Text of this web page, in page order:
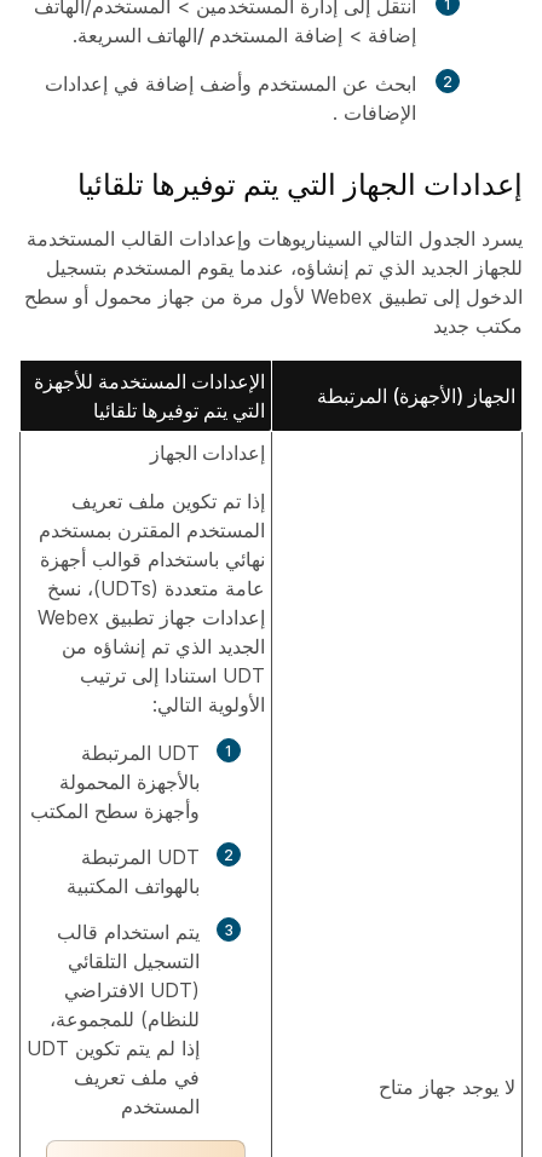
انتقل إلى إدارة المستخدمين > المستخدم/الهاتف
إضافة > إضافة المستخدم /الهاتف السريعة.
ابحث عن المستخدم وأضف إضافة في إعدادات
الإضافات .
إعدادات الجهاز التي يتم توفيرها تلقائيا
يسرد الجدول التالي السيناريوهات وإعدادات القالب المستخدمة
للجهاز الجديد الذي تم إنشاؤه، عندما يقوم المستخدم بتسجيل
الدخول إلى تطبيق Webex لأول مرة من جهاز محمول أو سطح
مكتب جديد
الجهاز (الأجهزة) المرتبطة
الإعدادات المستخدمة للأجهزة
التي يتم توفيرها تلقائيا
لا يوجد جهاز متاح
إعدادات الجهاز
إذا تم تكوين ملف تعريف
المستخدم المقترن بمستخدم
نهائي باستخدام قوالب أجهزة
عامة متعددة (UDTs)، نسخ
إعدادات جهاز تطبيق Webex
الجديد الذي تم إنشاؤه من
UDT استنادا إلى ترتيب
الأولوية التالي:
UDT المرتبطة
بالأجهزة المحمولة
وأجهزة سطح المكتب
UDT المرتبطة
بالهواتف المكتبية
يتم استخدام قالب
التسجيل التلقائي
(UDT الافتراضي
للنظام) للمجموعة،
إذا لم يتم تكوين UDT
في ملف تعريف
المستخدم